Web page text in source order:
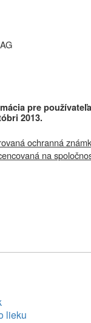
pre
2013.
ochranná
na
lieku